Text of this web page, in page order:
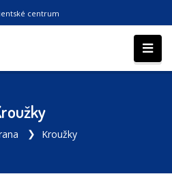
centrum
Kroužky